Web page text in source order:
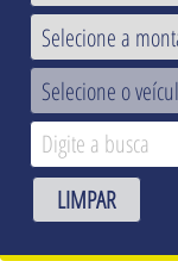
LIMPAR